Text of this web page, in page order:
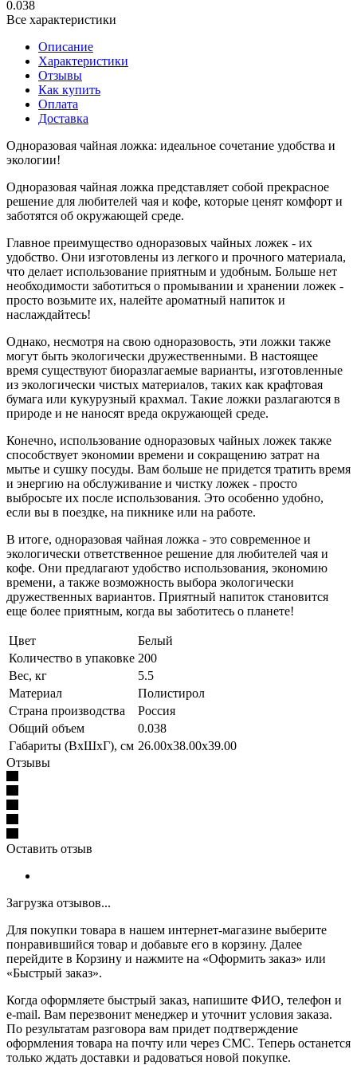
0.038
Все характеристики
Описание
Характеристики
Отзывы
Как купить
Оплата
Доставка
Одноразовая чайная ложка: идеальное сочетание удобства и
экологии!
Одноразовая чайная ложка представляет собой прекрасное
решение для любителей чая и кофе, которые ценят комфорт и
заботятся об окружающей среде.
Главное преимущество одноразовых чайных ложек - их
удобство. Они изготовлены из легкого и прочного материала,
что делает использование приятным и удобным. Больше нет
необходимости заботиться о промывании и хранении ложек -
просто возьмите их, налейте ароматный напиток и
наслаждайтесь!
Однако, несмотря на свою одноразовость, эти ложки также
могут быть экологически дружественными. В настоящее
время существуют биоразлагаемые варианты, изготовленные
из экологически чистых материалов, таких как крафтовая
бумага или кукурузный крахмал. Такие ложки разлагаются в
природе и не наносят вреда окружающей среде.
Конечно, использование одноразовых чайных ложек также
способствует экономии времени и сокращению затрат на
мытье и сушку посуды. Вам больше не придется тратить время
и энергию на обслуживание и чистку ложек - просто
выбросьте их после использования. Это особенно удобно,
если вы в поездке, на пикнике или на работе.
В итоге, одноразовая чайная ложка - это современное и
экологически ответственное решение для любителей чая и
кофе. Они предлагают удобство использования, экономию
времени, а также возможность выбора экологически
дружественных вариантов. Приятный напиток становится
еще более приятным, когда вы заботитесь о планете!
Цвет
Белый
Количество в упаковке 200
Вес, кг
5.5
Материал
Полистирол
Страна производства
Россия
Общий объем
0.038
Габариты (ВхШхГ), см 26.00x38.00x39.00
Отзывы
Оставить отзыв
Загрузка отзывов...
Для покупки товара в нашем интернет-магазине выберите
понравившийся товар и добавьте его в корзину. Далее
перейдите в Корзину и нажмите на «Оформить заказ» или
«Быстрый заказ».
Когда оформляете быстрый заказ, напишите ФИО, телефон и
e-mail. Вам перезвонит менеджер и уточнит условия заказа.
По результатам разговора вам придет подтверждение
оформления товара на почту или через СМС. Теперь останется
только ждать доставки и радоваться новой покупке.